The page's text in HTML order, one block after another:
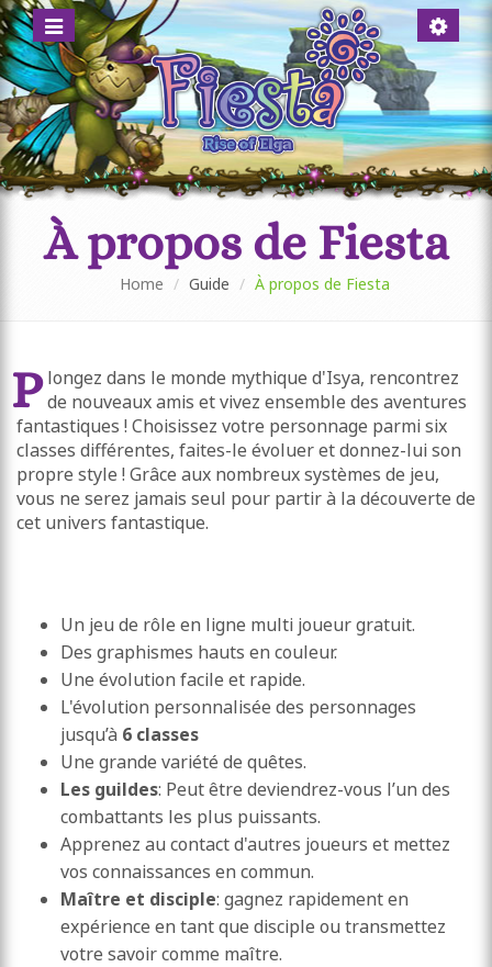
anzeigen
Menü
anzeigen
Jeu de rôle en ligne pour les fans d’animé
UN MONDE MYTHIQUE REMPLI
D’AVENTURES
À propos de Fiesta
Home Guide À propos de Fiesta
P longez dans le monde mythique d'Isya, rencontrez
de nouveaux amis et vivez ensemble des aventures
fantastiques ! Choisissez votre personnage parmi six
classes différentes, faites-le évoluer et donnez-lui son
propre style ! Grâce aux nombreux systèmes de jeu,
vous ne serez jamais seul pour partir à la découverte de
cet univers fantastique.
Un jeu de rôle en ligne multi joueur gratuit.
Des graphismes hauts en couleur.
Une évolution facile et rapide.
L'évolution personnalisée des personnages
jusqu’à 6 classes
Une grande variété de quêtes.
Les guildes: Peut être deviendrez-vous l’un des
combattants les plus puissants.
Apprenez au contact d'autres joueurs et mettez
vos connaissances en commun.
Maître et disciple: gagnez rapidement en
expérience en tant que disciple ou transmettez
votre savoir comme maître.